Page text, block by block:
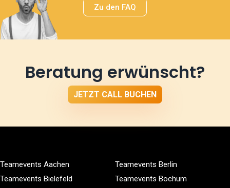
Zu den FAQ
Beratung erwünscht?
JETZT CALL BUCHEN
Teamevents Aachen
Teamevents Berlin
Teamevents Bielefeld
Teamevents Bochum